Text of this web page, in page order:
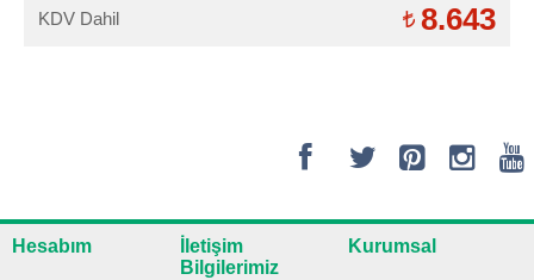
KDV Dahil 8.643
Hesabım
İletişim
Bilgilerimiz
Kurumsal